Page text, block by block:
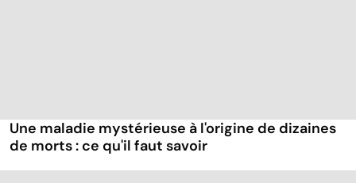
Une maladie mystérieuse à l'origine de dizaines
de morts : ce qu'il faut savoir